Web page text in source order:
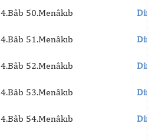
4.Bâb 50.Menâkıb
4.Bâb 51.Menâkıb
4.Bâb 52.Menâkıb
4.Bâb 53.Menâkıb
4.Bâb 54.Menâkıb